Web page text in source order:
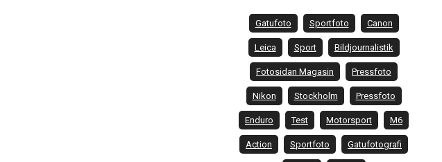
Gatufoto Sportfoto Canon
Leica Sport Bildjournalistik
Fotosidan Magasin Pressfoto
Nikon Stockholm Pressfoto
Enduro Test Motorsport M6
Action Sportfoto Gatufotografi